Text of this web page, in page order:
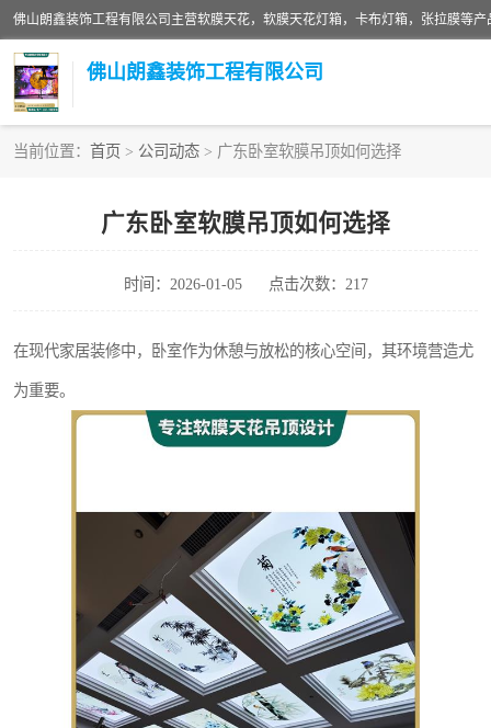
佛山朗鑫装饰工程有限公司
当前位置： 首页 > 公司动态 > 广东卧室软膜吊顶如何选择
广东卧室软膜吊顶如何选择
时间：2026-01-05 点击次数：217
在现代家居装修中，卧室作为休憩与放松的核心空间，其环境营造尤
为重要。